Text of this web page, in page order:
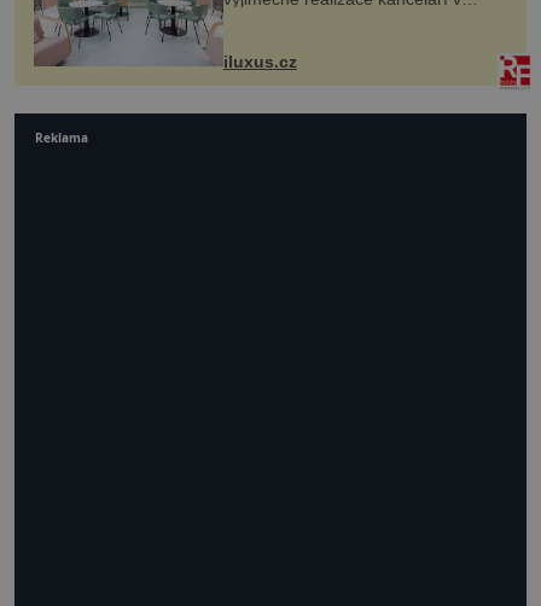
areálu MediaCityUK v anglickém
budov Media...
iluxus.cz
Reklama